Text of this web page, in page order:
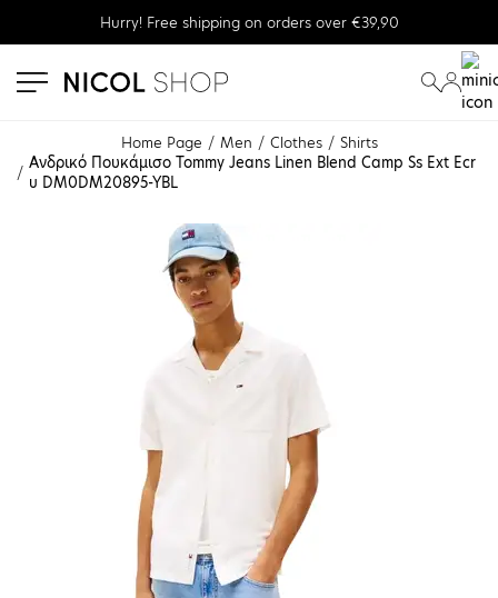
Hurry! Free shipping on orders over €39,90
Home Page Men Clothes
Shirts
Ανδρικό Πουκάμισο Tommy Jeans Linen Blend Camp Ss Ext Ecr
u DM0DM20895-YBL